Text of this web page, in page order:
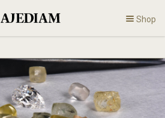
Shop